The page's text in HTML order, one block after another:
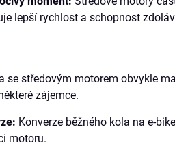
lepší rychlost a schopnost
se středovým motorem obvykle
zájemce.
Konverze běžného kola na e-
motoru.